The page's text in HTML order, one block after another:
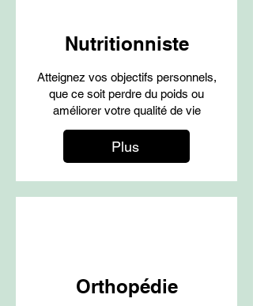
Nutritionniste
Atteignez vos objectifs personnels,
que ce soit perdre du poids ou
améliorer votre qualité de vie
Plus
Orthopédie